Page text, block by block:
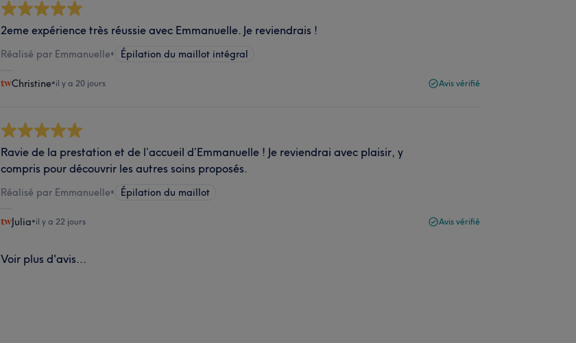
2eme expérience très réussie avec Emmanuelle. Je reviendrais !
Réalisé par Emmanuelle• Épilation du maillot intégral
Christine•il y a 20 jours Avis vérifié
Ravie de la prestation et de l’accueil d’Emmanuelle ! Je reviendrai avec plaisir, y
compris pour découvrir les autres soins proposés.
Réalisé par Emmanuelle• Épilation du maillot
Julia•il y a 22 jours Avis vérifié
Voir plus d'avis...